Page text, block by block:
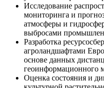
Исследование
мониторинга и
атмосферы и
выбросами
Разработка
агроландшафтами
основе данных
геоинформационного
Оценка состояния и